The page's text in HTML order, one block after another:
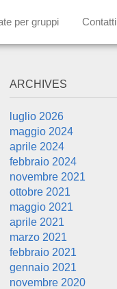
per gruppi Contatti
ARCHIVES
luglio 2026
maggio 2024
aprile 2024
febbraio 2024
novembre 2021
ottobre 2021
maggio 2021
aprile 2021
marzo 2021
febbraio 2021
gennaio 2021
novembre 2020